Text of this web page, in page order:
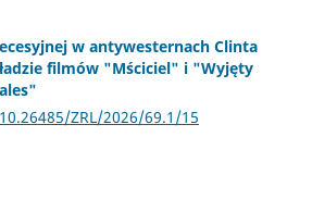
w antywesternach Clinta
filmów "Mściciel" i "Wyjęty
ZRL/2026/69.1/15